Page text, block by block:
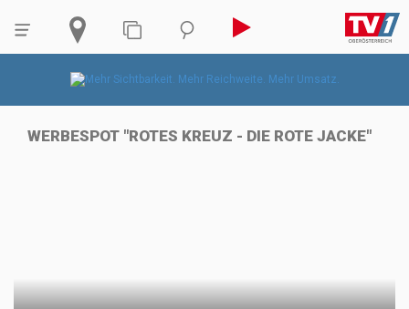
WERBESPOT "ROTES KREUZ - DIE ROTE JACKE"